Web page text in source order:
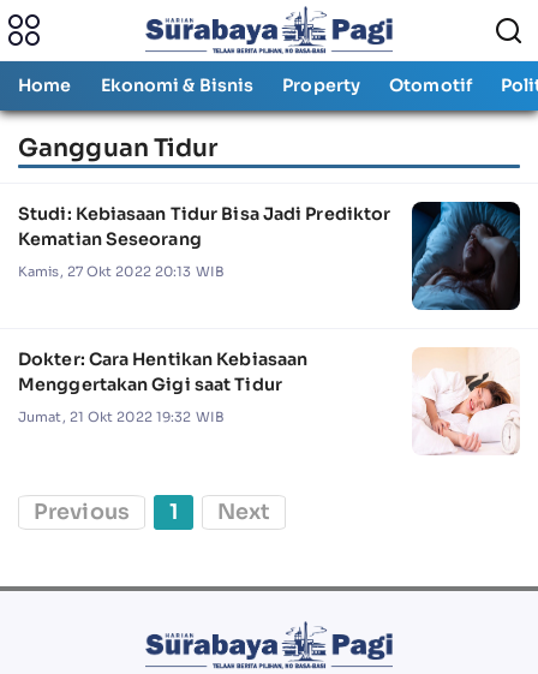
Home Ekonomi & Bisnis Property Otomotif
Gangguan Tidur
Studi: Kebiasaan Tidur Bisa Jadi Prediktor
Kematian Seseorang
Kamis, 27 Okt 2022 20:13 WIB
Dokter: Cara Hentikan Kebiasaan
Menggertakan Gigi saat Tidur
Jumat, 21 Okt 2022 19:32 WIB
Previous 1 Next